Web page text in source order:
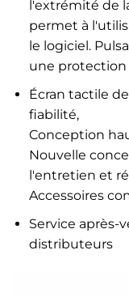
l'extrémité de
permet à
le logiciel.
une protection
Écran tactile
fiabilité,
Conception
Nouvelle
l'entretien et
Accessoires
Service après-
distributeurs